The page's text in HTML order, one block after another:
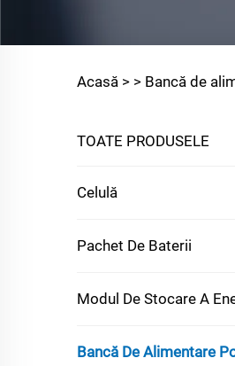
Acasă > > Bancă de
TOATE PRODUSELE
Celulă
Pachet De Baterii
Modul De Stocare A
Bancă De Alimentare